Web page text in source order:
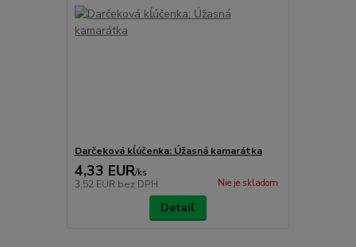
Darčeková kĺúčenka: Úžasná kamarátka
4,33 EUR/ks
3,52 EUR bez DPH Nie je skladom
Detail